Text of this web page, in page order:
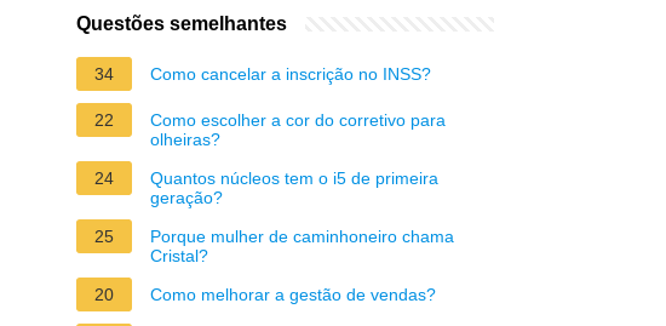
Questões semelhantes
34 Como cancelar a inscrição no INSS?
22
Como escolher a cor do corretivo para
olheiras?
24
Quantos núcleos tem o i5 de primeira
geração?
25
Porque mulher de caminhoneiro chama
Cristal?
20
Como melhorar a gestão de vendas?